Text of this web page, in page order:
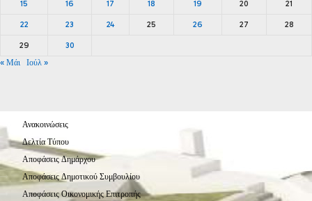
15 16 17 18 19 20 21
22 23 24 25 26 27 28
29
30
« Μάι
Ιούλ »
Ανακοινώσεις
Δελτία Τύπου
Αποφάσεις Δημάρχου
Αποφάσεις Δημοτικού Συμβουλίου
Αποφάσεις Οικονομικής Επιτροπής